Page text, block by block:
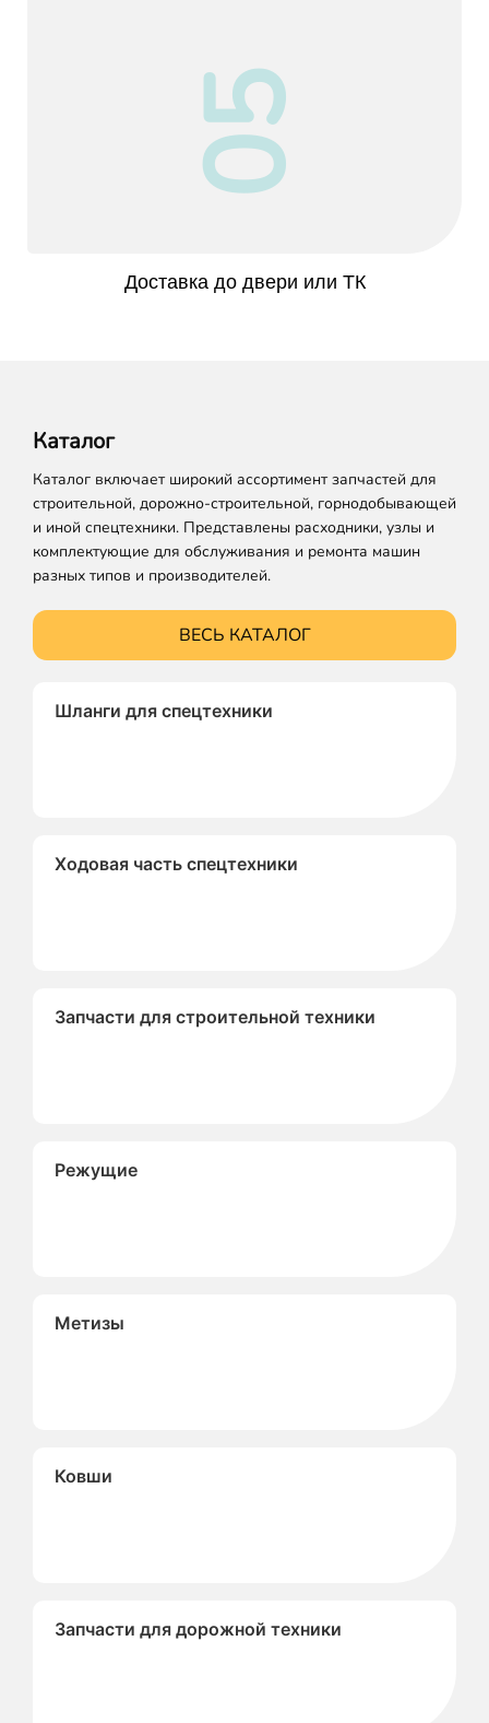
05
Доставка до двери или ТК
Каталог
Каталог включает широкий ассортимент запчастей для
строительной, дорожно-строительной, горнодобывающей
и иной спецтехники. Представлены расходники, узлы и
комплектующие для обслуживания и ремонта машин
разных типов и производителей.
ВЕСЬ КАТАЛОГ
Шланги для спецтехники
Ходовая часть спецтехники
Запчасти для строительной техники
Режущие
Метизы
Ковши
Запчасти для дорожной техники